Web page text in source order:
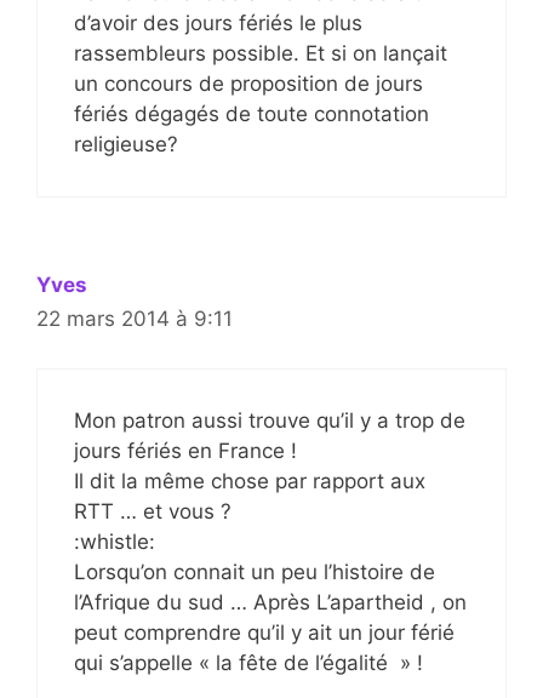
d’avoir des jours fériés le plus
rassembleurs possible. Et si on lançait
un concours de proposition de jours
fériés dégagés de toute connotation
religieuse?
Yves
22 mars 2014 à 9:11
Mon patron aussi trouve qu’il y a trop de
jours fériés en France !
Il dit la même chose par rapport aux
RTT … et vous ?
:whistle:
Lorsqu’on connait un peu l’histoire de
l’Afrique du sud … Après L’apartheid , on
peut comprendre qu’il y ait un jour férié
qui s’appelle « la fête de l’égalité » !